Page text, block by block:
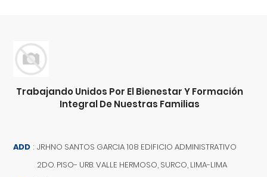
Trabajando Unidos Por El Bienestar Y Formación
Integral De Nuestras Familias
ADD : JR.HNO SANTOS GARCIA 108 EDIFICIO ADMINISTRATIVO
2DO. PISO- URB. VALLE HERMOSO, SURCO, LIMA-LIMA